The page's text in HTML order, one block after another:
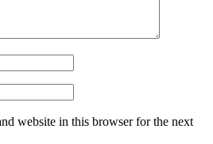
website in this browser for the next